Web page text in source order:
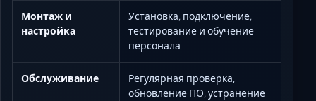
Монтаж и
настройка
Установка, подключение,
тестирование и обучение
персонала
Обслуживание
Регулярная проверка,
обновление ПО, устранение